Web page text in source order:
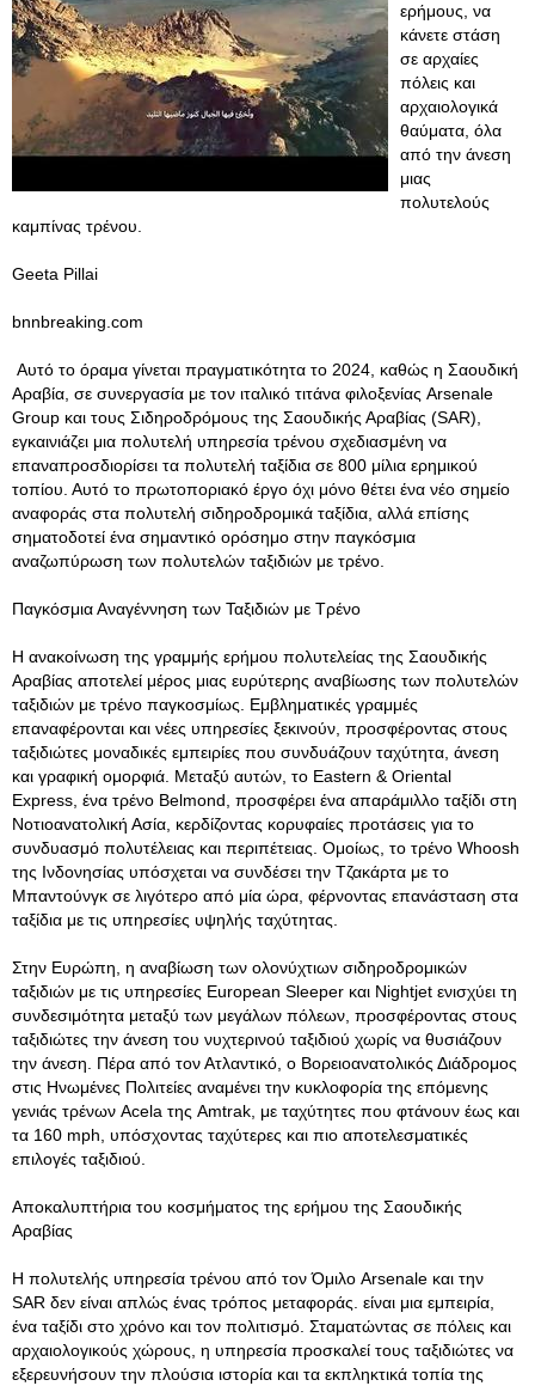
ερήμους, να
κάνετε στάση
σε αρχαίες
πόλεις και
αρχαιολογικά
θαύματα, όλα
από την άνεση
μιας
πολυτελούς
καμπίνας τρένου.
Geeta Pillai
bnnbreaking.com
Αυτό το όραμα γίνεται πραγματικότητα το 2024, καθώς η Σαουδική
Αραβία, σε συνεργασία με τον ιταλικό τιτάνα φιλοξενίας Arsenale
Group και τους Σιδηροδρόμους της Σαουδικής Αραβίας (SAR),
εγκαινιάζει μια πολυτελή υπηρεσία τρένου σχεδιασμένη να
επαναπροσδιορίσει τα πολυτελή ταξίδια σε 800 μίλια ερημικού
τοπίου. Αυτό το πρωτοποριακό έργο όχι μόνο θέτει ένα νέο σημείο
αναφοράς στα πολυτελή σιδηροδρομικά ταξίδια, αλλά επίσης
σηματοδοτεί ένα σημαντικό ορόσημο στην παγκόσμια
αναζωπύρωση των πολυτελών ταξιδιών με τρένο.
Παγκόσμια Αναγέννηση των Ταξιδιών με Τρένο
Η ανακοίνωση της γραμμής ερήμου πολυτελείας της Σαουδικής
Αραβίας αποτελεί μέρος μιας ευρύτερης αναβίωσης των πολυτελών
ταξιδιών με τρένο παγκοσμίως . Εμβληματικές γραμμές
επαναφέρονται και νέες υπηρεσίες ξεκινούν, προσφέροντας στους
ταξιδιώτες μοναδικές εμπειρίες που συνδυάζουν ταχύτητα, άνεση
και γραφική ομορφιά. Μεταξύ αυτών, το Eastern & Oriental
Express, ένα τρένο Belmond, προσφέρει ένα απαράμιλλο ταξίδι στη
Νοτιοανατολική Ασία, κερδίζοντας κορυφαίες προτάσεις για το
συνδυασμό πολυτέλειας και περιπέτειας. Ομοίως, το τρένο Whoosh
της Ινδονησίας υπόσχεται να συνδέσει την Τζακάρτα με το
Μπαντούνγκ σε λιγότερο από μία ώρα, φέρνοντας επανάσταση στα
ταξίδια με τις υπηρεσίες υψηλής ταχύτητας.
Στην Ευρώπη, η αναβίωση των ολονύχτιων σιδηροδρομικών
ταξιδιών με τις υπηρεσίες European Sleeper και Nightjet ενισχύει τη
συνδεσιμότητα μεταξύ των μεγάλων πόλεων, προσφέροντας στους
ταξιδιώτες την άνεση του νυχτερινού ταξιδιού χωρίς να θυσιάζουν
την άνεση. Πέρα από τον Ατλαντικό, ο Βορειοανατολικός Διάδρομος
στις Ηνωμένες Πολιτείες αναμένει την κυκλοφορία της επόμενης
γενιάς τρένων Acela της Amtrak, με ταχύτητες που φτάνουν έως και
τα 160 mph, υπόσχοντας ταχύτερες και πιο αποτελεσματικές
επιλογές ταξιδιού.
Αποκαλυπτήρια του κοσμήματος της ερήμου της Σαουδικής
Αραβίας
Η πολυτελής υπηρεσία τρένου από τον Όμιλο Arsenale και την
SAR δεν είναι απλώς ένας τρόπος μεταφοράς. είναι μια εμπειρία,
ένα ταξίδι στο χρόνο και τον πολιτισμό. Σταματώντας σε πόλεις και
αρχαιολογικούς χώρους, η υπηρεσία προσκαλεί τους ταξιδιώτες να
εξερευνήσουν την πλούσια ιστορία και τα εκπληκτικά τοπία της